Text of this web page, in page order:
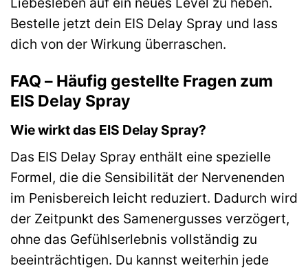
Bestelle jetzt dein EIS Delay Spray und lass
dich von der Wirkung überraschen.
FAQ – Häufig gestellte Fragen zum
EIS Delay Spray
Wie wirkt das EIS Delay Spray?
Das EIS Delay Spray enthält eine spezielle
Formel, die die Sensibilität der Nervenenden
im Penisbereich leicht reduziert. Dadurch wird
der Zeitpunkt des Samenergusses verzögert,
ohne das Gefühlserlebnis vollständig zu
beeinträchtigen. Du kannst weiterhin jede